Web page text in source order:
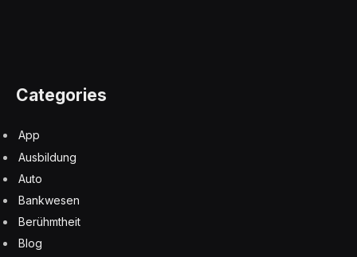
Categories
App
Ausbildung
Auto
Bankwesen
Berühmtheit
Blog